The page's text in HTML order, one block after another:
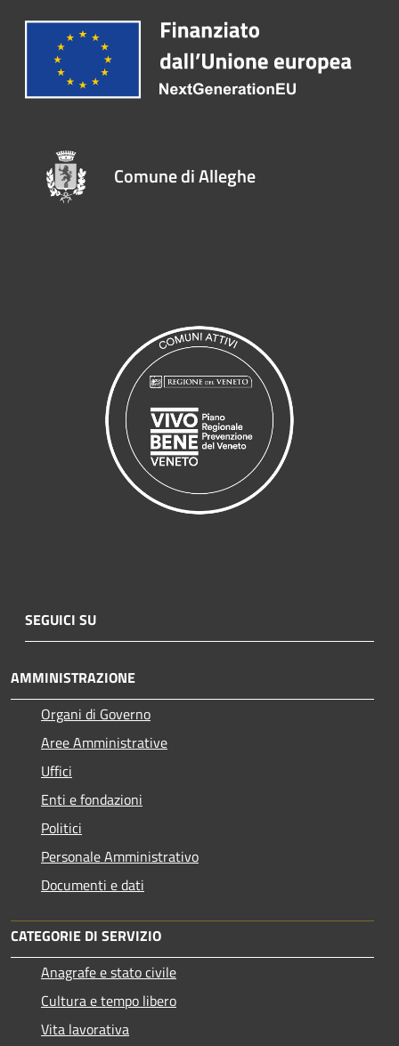
Comune di Alleghe
SEGUICI SU
AMMINISTRAZIONE
Organi di Governo
Aree Amministrative
Uffici
Enti e fondazioni
Politici
Personale Amministrativo
Documenti e dati
CATEGORIE DI SERVIZIO
Anagrafe e stato civile
Cultura e tempo libero
Vita lavorativa